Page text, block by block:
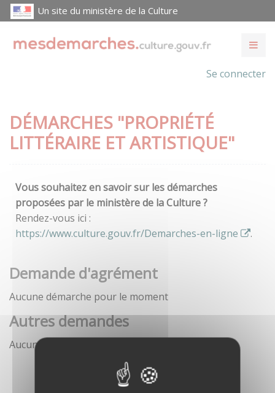
Un site du ministère de la Culture
Se connecter
DÉMARCHES "PROPRIÉTÉ
LITTÉRAIRE ET ARTISTIQUE"
Vous souhaitez en savoir sur les démarches
proposées par le ministère de la Culture ?
Rendez-vous ici :
https://www.culture.gouv.fr/Demarches-en-ligne
.
Demande d'agrément
Aucune démarche pour le moment
Autres demandes
Aucune démarche pour le moment